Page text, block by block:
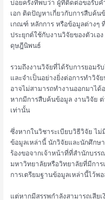
บ่อยครั้งที่พบว่า ผู้ที่ติดต่อขอรับ
เอก ติดปัญหาเกี่ยวกับการสืบค้
เกณฑ์ หลักการ หรือข้อมูลต่างๆ
ประยุกต์ใช้กับงานวิจัยของตัวเ
ดุษฎีนิพนธ์
รวมถึงงานวิจัยที่ได้รับการยอม
และจำเป็นอย่างยิ่งต่อการทำวิ
อาจไม่สามารถทำงานออกมาได้
หากมีการสืบค้นข้อมูล งานวิจัย
เท่านั้น
ซึ่งหากในวิชาระเบียบวิธีวิจัย ไ
ข้อมูลเหล่านี้ นักวิจัยและนักศึกษ
ร้องขอจากเจ้าหน้าที่ที่สำนักบร
มหาวิทยาลัยหรือวิทยาลัยที่มีกา
การเตรียมฐานข้อมูลเหล่านี้ไว้พ
แต่หากมีสรรพกำลังสามารถเสีย